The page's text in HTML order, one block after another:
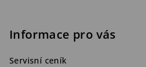
Informace pro vás
Servisní ceník